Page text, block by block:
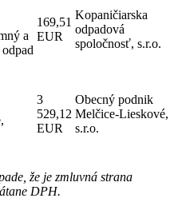
a
169,51
EUR
Kopaničiarska
odpadová
spoločnosť, s.r.o.
3
529,12
EUR
Obecný podnik
Melčice-Lieskové,
s.r.o.
že je zmluvná strana
DPH.